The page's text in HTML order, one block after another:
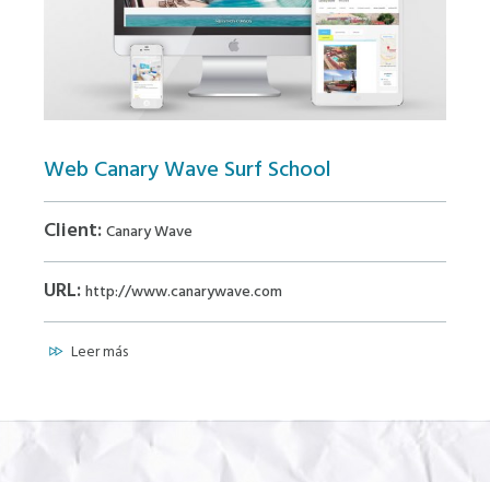
Web Canary Wave Surf School
Client:Canary Wave
URL:http://www.canarywave.com
Leer más